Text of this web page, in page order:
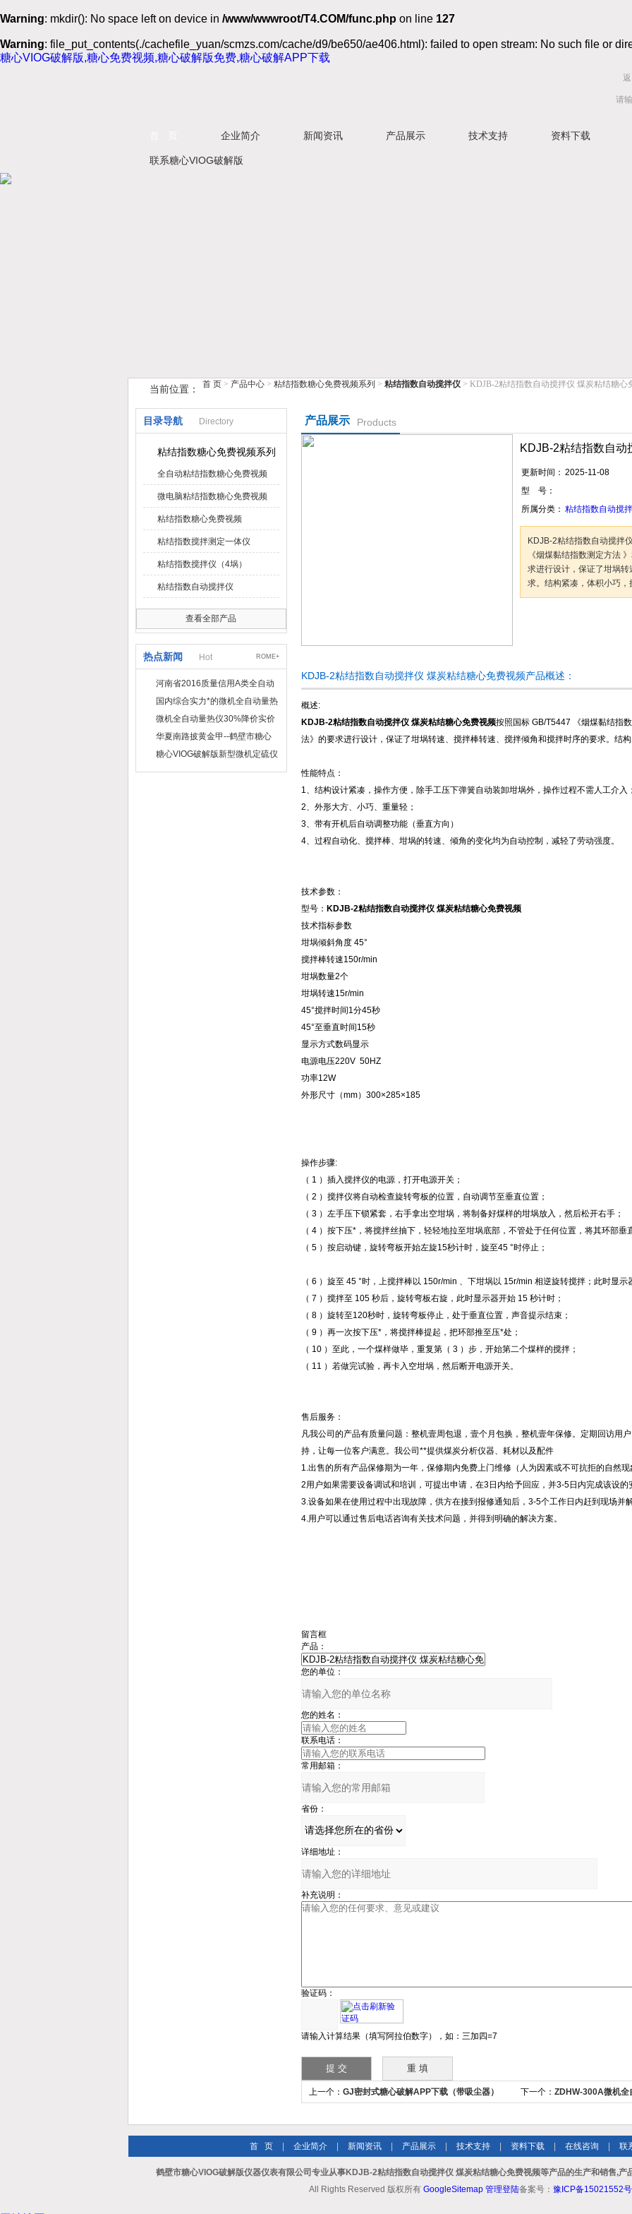
Warning: mkdir(): No space left on device in /www/wwwroot/T4.COM/func.php on line 127
Warning: file_put_contents(./cachefile_yuan/scmzs.com/cache/d9/be650/ae406.html): failed to open stream: No such file or
糖心VIOG破解版,糖心免费视频,糖心破解版免费,糖心破解APP下载
鹤壁市糖心VIOG破解版仪器仪表有限公司
企业简介 新闻资讯 产品展示 技术支持 资料下载
联系糖心VIOG破解版
当前位置： 首 页 > 产品中心 > 粘结指数糖心免费视频系列 > 粘结指数自动搅拌仪 > KDJB-2粘结指数自动搅拌仪 煤炭粘结糖心
目录导航 Directory
粘结指数糖心免费视频系列
全自动粘结指数糖心免费视频
微电脑粘结指数糖心免费视频
粘结指数糖心免费视频
粘结指数搅拌测定一体仪
粘结指数搅拌仪（4埚）
粘结指数自动搅拌仪
查看全部产品
热点新闻 Hot ROME+
河南省2016质量信用A类全自动
量热仪
国内综合实力*的微机全自动量热
仪制造企业
微机全自动量热仪30%降价实价
出售
华夏南路披黄金甲--鹤壁市糖心
VIOG破解版仪器仪表有限公司
糖心VIOG破解版新型微机定硫仪
产品展示 Products
KDJB-2粘结指数自动
更新时间： 2025-11-08
型 号：
所属分类： 粘结指数自动搅
KDJB-2粘结指数自动搅拌
《烟煤黏结指数测定方法
求进行设计，保证了坩埚
求。结构紧凑，体积小巧，
KDJB-2粘结指数自动搅拌仪 煤炭粘结糖心免费视频产品概述：
概述:
KDJB-2粘结指数自动搅拌仪 煤炭粘结糖心免费视频按照国标 GB/T5447 《烟煤黏结指
法》的要求进行设计，保证了坩埚转速、搅拌棒转速、搅拌倾角和搅拌时序的要求。结
性能特点：
1、结构设计紧凑，操作方便，除手工压下弹簧自动装卸坩埚外，操作过程不需人工介入；
2、外形大方、小巧、重量轻；
3、带有开机后自动调整功能（垂直方向）
4、过程自动化、搅拌棒、坩埚的转速、倾角的变化均为自动控制，减轻了劳动强度。
技术参数：
型号： KDJB-2粘结指数自动搅拌仪 煤炭粘结糖心免费视频
技术指标参数
坩埚倾斜角度 45°
搅拌棒转速150r/min
坩埚数量2个
坩埚转速15r/min
45°搅拌时间1分45秒
45°至垂直时间15秒
显示方式数码显示
电源电压220V 50HZ
功率12W
外形尺寸（mm） 300×285×185
操作步骤:
（ 1 ）插入搅拌仪的电源，打开电源开关；
（ 2 ）搅拌仪将自动检查旋转弯板的位置，自动调节至垂直位置；
（ 3 ）左手压下锁紧套，右手拿出空坩埚，将制备好煤样的坩埚放入，然后松开右手；
（ 4 ）按下压*，将搅拌丝抽下，轻轻地拉至坩埚底部，不管处于任何位置，将其环部垂
（ 5 ）按启动键，旋转弯板开始左旋15秒计时，旋至45 °时停止；
（ 6 ）旋至 45 °时，上搅拌棒以 150r/min 、下坩埚以 15r/min 相逆旋转搅拌；此时显示
（ 7 ）搅拌至 105 秒后，旋转弯板右旋，此时显示器开始 15 秒计时；
（ 8 ）旋转至120秒时，旋转弯板停止，处于垂直位置，声音提示结束；
（ 9 ）再一次按下压*，将搅拌棒提起，把环部推至压*处；
（ 10 ）至此，一个煤样做毕，重复第（ 3 ）步，开始第二个煤样的搅拌；
（ 11 ）若做完试验，再卡入空坩埚，然后断开电源开关。
售后服务：
凡我公司的产品有质量问题：整机壹周包退，壹个月包换，整机壹年保修。定期回访用
持，让每一位客户满意。我公司**提供煤炭分析仪器、耗材以及配件
1.出售的所有产品保修期为一年，保修期内免费上门维修（人为因素或不可抗拒的自然现
2用户如果需要设备调试和培训，可提出申请，在3日内给予回应，并3-5日内完成该设
3.设备如果在使用过程中出现故障，供方在接到报修通知后，3-5个工作日内赶到现场并解
4.用户可以通过售后电话咨询有关技术问题，并得到明确的解决方案。
留言框
产品：
您的单位：
您的姓名：
联系电话：
常用邮箱：
省份：
详细地址：
补充说明：
验证码：
请输入计算结果（填写阿拉伯数字），如：三加四=7
上一个： GJ密封式糖心破解APP下载（带吸尘器） 下一个： ZDHW-300A微机全
首 页 企业简介 新闻资讯 产品展示 技术支持 资料下载 在线咨询 联
鹤壁市糖心VIOG破解版仪器仪表有限公司专业从事KDJB-2粘结指数自动搅拌仪 煤炭粘结糖心免费视频等产品的生产和销售,产
All Rights Reserved 版权所有 GoogleSitemap 管理登陆备案号： 豫ICP备15021552